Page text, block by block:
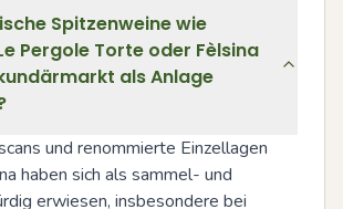
Spitzenweine wie
Pergole Torte oder Fèlsina
als Anlage
und renommierte Einzellagen
haben sich als sammel- und
erwiesen, insbesondere bei